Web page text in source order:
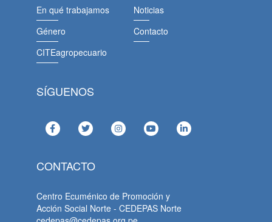
En qué trabajamos
Género
CITEagropecuario
Noticias
Contacto
SÍGUENOS
CONTACTO
Centro Ecuménico de Promoción y
Acción Social Norte - CEDEPAS Norte